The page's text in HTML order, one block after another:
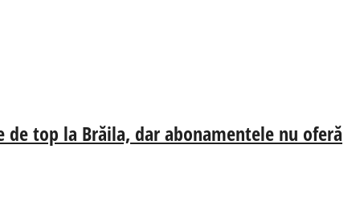
de top la Brăila, dar abonamentele nu oferă